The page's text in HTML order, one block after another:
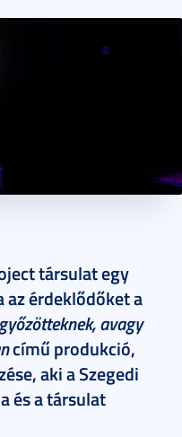
társulat egy
az érdeklődőket a
avagy
című produkció,
aki a Szegedi
és a társulat